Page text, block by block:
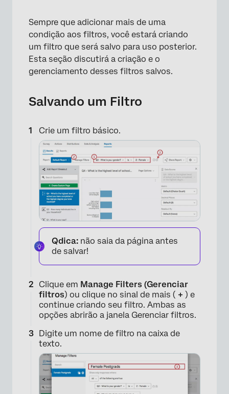
Sempre que adicionar mais de uma
condição aos filtros, você estará criando
um filtro que será salvo para uso posterior.
Esta seção discutirá a criação e o
gerenciamento desses filtros salvos.
Salvando um Filtro
Crie um filtro básico.
Qdica: não saia da página antes
de salvar!
Clique em Manage Filters (Gerenciar
filtros) ou clique no sinal de mais ( + ) e
continue criando seu filtro. Ambas as
opções abrirão a janela Gerenciar filtros.
Digite um nome de filtro na caixa de
texto.